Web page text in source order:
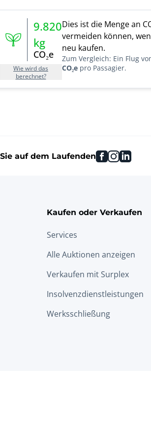
9.820
kg
CO₂e
Wie wird das
berechnet?
Dies ist die Menge an
vermeiden können,
neu kaufen.
Zum Vergleich: Ein Flug
CO₂e pro Passagier.
auf dem Laufenden facebook
Kaufen oder Verkaufen
Services
Alle Auktionen anzeigen
Verkaufen mit Surplex
Insolvenzdienstleistungen
Werksschließung